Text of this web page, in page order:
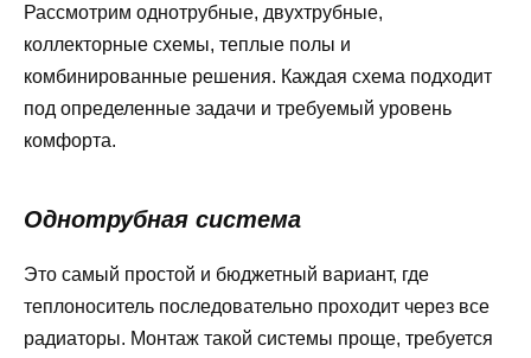
Рассмотрим однотрубные, двухтрубные,
коллекторные схемы, теплые полы и
комбинированные решения. Каждая схема подходит
под определенные задачи и требуемый уровень
комфорта.
Однотрубная система
Это самый простой и бюджетный вариант, где
теплоноситель последовательно проходит через все
радиаторы. Монтаж такой системы проще, требуется